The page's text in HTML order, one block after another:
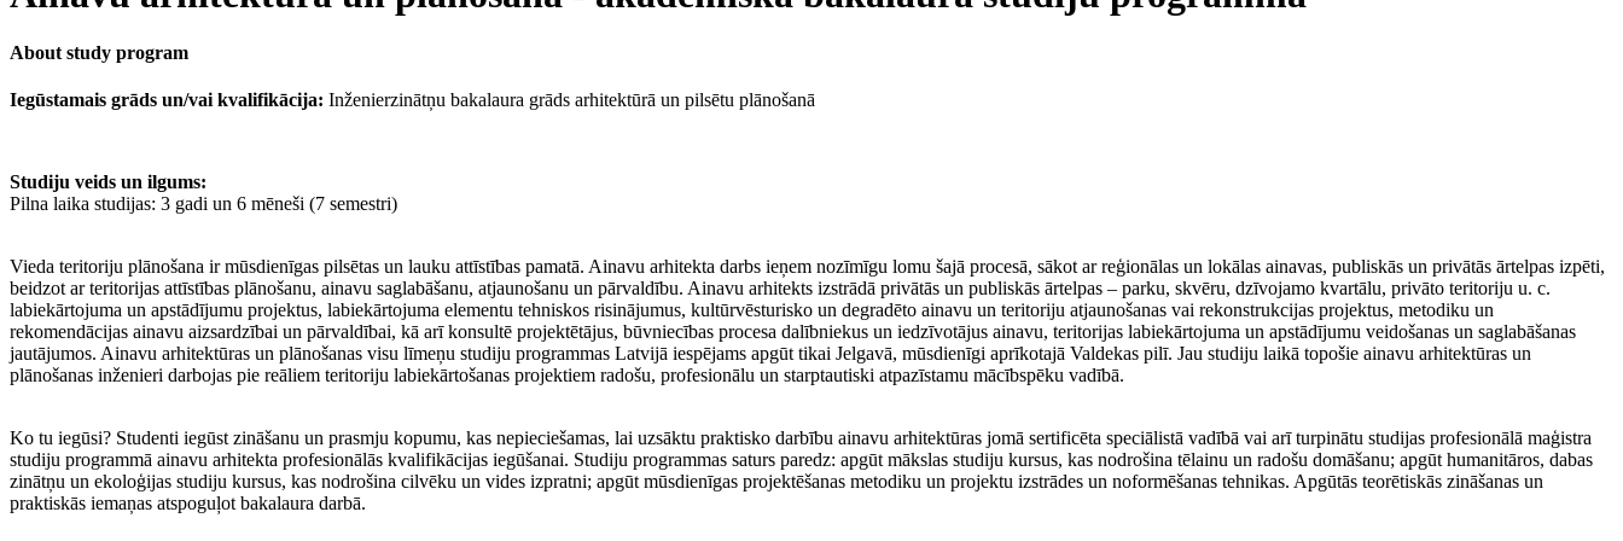
About study program
Iegūstamais grāds un/vai kvalifikācija: Inženierzinātņu bakalaura grāds arhitektūrā un pilsētu plānošanā
Studiju veids un ilgums:
Pilna laika studijas: 3 gadi un 6 mēneši (7 semestri)
Vieda teritoriju plānošana ir mūsdienīgas pilsētas un lauku attīstības pamatā. Ainavu arhitekta darbs ieņem nozīmīgu lomu šajā procesā, sākot ar reģionālas un lokālas ainavas, publiskās un privātās ārtelpas izpēti,
beidzot ar teritorijas attīstības plānošanu, ainavu saglabāšanu, atjaunošanu un pārvaldību. Ainavu arhitekts izstrādā privātās un publiskās ārtelpas – parku, skvēru, dzīvojamo kvartālu, privāto teritoriju u. c.
labiekārtojuma un apstādījumu projektus, labiekārtojuma elementu tehniskos risinājumus, kultūrvēsturisko un degradēto ainavu un teritoriju atjaunošanas vai rekonstrukcijas projektus, metodiku un
rekomendācijas ainavu aizsardzībai un pārvaldībai, kā arī konsultē projektētājus, būvniecības procesa dalībniekus un iedzīvotājus ainavu, teritorijas labiekārtojuma un apstādījumu veidošanas un saglabāšanas
jautājumos. Ainavu arhitektūras un plānošanas visu līmeņu studiju programmas Latvijā iespējams apgūt tikai Jelgavā, mūsdienīgi aprīkotajā Valdekas pilī. Jau studiju laikā topošie ainavu arhitektūras un
plānošanas inženieri darbojas pie reāliem teritoriju labiekārtošanas projektiem radošu, profesionālu un starptautiski atpazīstamu mācībspēku vadībā.
Ko tu iegūsi? Studenti iegūst zināšanu un prasmju kopumu, kas nepieciešamas, lai uzsāktu praktisko darbību ainavu arhitektūras jomā sertificēta speciālistā vadībā vai arī turpinātu studijas profesionālā maģistra
studiju programmā ainavu arhitekta profesionālās kvalifikācijas iegūšanai. Studiju programmas saturs paredz: apgūt mākslas studiju kursus, kas nodrošina tēlainu un radošu domāšanu; apgūt humanitāros, dabas
zinātņu un ekoloģijas studiju kursus, kas nodrošina cilvēku un vides izpratni; apgūt mūsdienīgas projektēšanas metodiku un projektu izstrādes un noformēšanas tehnikas. Apgūtās teorētiskās zināšanas un
praktiskās iemaņas atspoguļot bakalaura darbā.